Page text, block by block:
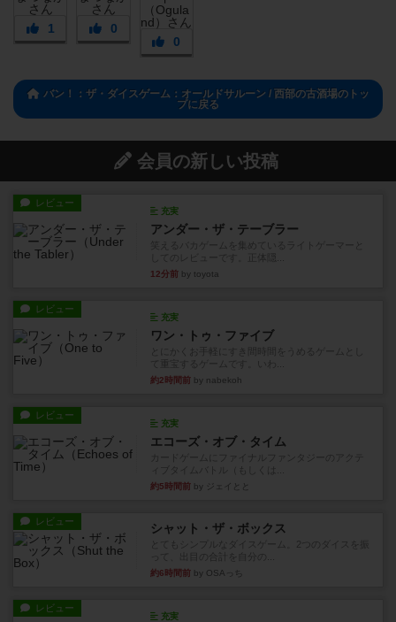
1 0
0
バン！：ザ・ダイスゲーム：オールドサルーン / 西部の古酒場のトッ
プに戻る
会員の新しい投稿
レビュー
充実
アンダー・ザ・テーブラー
笑えるバカゲームを集めているライトゲーマーと
12分前 by toyota
レビュー
充実
ワン・トゥ・ファイブ
とにかくお手軽にすき間時間をうめるゲームとし
て重宝するゲームです。いわ...
約2時間前 by nabekoh
レビュー
充実
エコーズ・オブ・タイム
カードゲームにファイナルファンタジーのアクテ
ィブタイムバトル（もしくは...
約5時間前 by ジェイとと
レビュー シャット・ザ・ボックス
とてもシンプルなダイスゲーム。2つのダイスを振
って、出目の合計を自分の...
約6時間前 by OSAっち
レビュー
充実